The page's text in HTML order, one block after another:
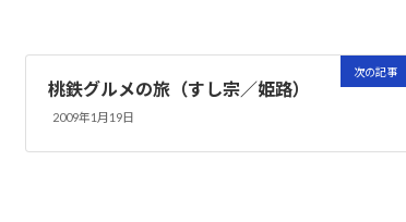
次の記事
桃鉄グルメの旅（すし宗／姫路）
2009年1月19日